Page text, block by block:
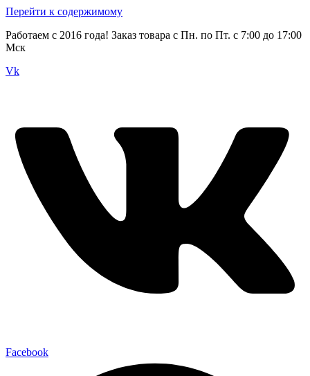
Перейти к содержимому
Работаем с 2016 года! Заказ товара с Пн. по Пт. с 7:00 до 17:00
Мск
Vk
Facebook